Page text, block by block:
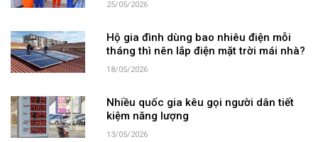
25/05/2026
Hộ gia đình dùng bao nhiêu điện mỗi
tháng thì nên lắp điện mặt trời mái nhà?
18/05/2026
Nhiều quốc gia kêu gọi người dân tiết
kiệm năng lượng
13/05/2026